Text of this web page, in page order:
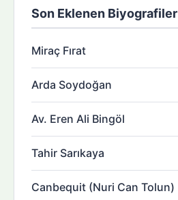
Son Eklenen Biyografiler
Miraç Fırat
Arda Soydoğan
Av. Eren Ali Bingöl
Tahir Sarıkaya
Canbequit (Nuri Can Tolun)